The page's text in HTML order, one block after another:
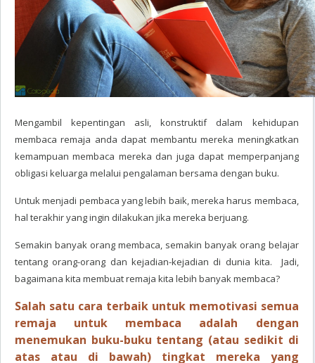
Mengambil kepentingan asli, konstruktif dalam kehidupan
membaca remaja anda dapat membantu mereka meningkatkan
kemampuan membaca mereka dan juga dapat memperpanjang
obligasi keluarga melalui pengalaman bersama dengan buku.
Untuk menjadi pembaca yang lebih baik, mereka harus membaca,
hal terakhir yang ingin dilakukan jika mereka berjuang.
Semakin banyak orang membaca, semakin banyak orang belajar
tentang orang-orang dan kejadian-kejadian di dunia kita. Jadi,
bagaimana kita membuat remaja kita lebih banyak membaca?
Salah satu cara terbaik untuk memotivasi semua
remaja untuk membaca adalah dengan
menemukan buku-buku tentang (atau sedikit di
atas atau di bawah) tingkat mereka yang